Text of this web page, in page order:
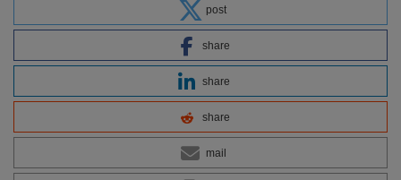
post
share
share
share
mail